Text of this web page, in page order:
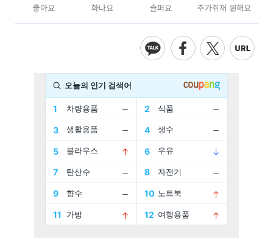
좋아요 화나요 슬퍼요 추가취재 원해요